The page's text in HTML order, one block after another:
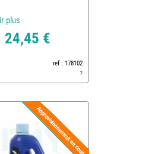
plus
24,45 €
ref : 178102
2